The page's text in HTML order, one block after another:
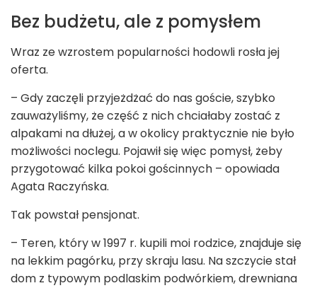
Bez budżetu, ale z pomysłem
Wraz ze wzrostem popularności hodowli rosła jej
oferta.
– Gdy zaczęli przyjeżdżać do nas goście, szybko
zauważyliśmy, że część z nich chciałaby zostać z
alpakami na dłużej, a w okolicy praktycznie nie było
możliwości noclegu. Pojawił się więc pomysł, żeby
przygotować kilka pokoi gościnnych – opowiada
Agata Raczyńska.
Tak powstał pensjonat.
– Teren, który w 1997 r. kupili moi rodzice, znajduje się
na lekkim pagórku, przy skraju lasu. Na szczycie stał
dom z typowym podlaskim podwórkiem, drewniana